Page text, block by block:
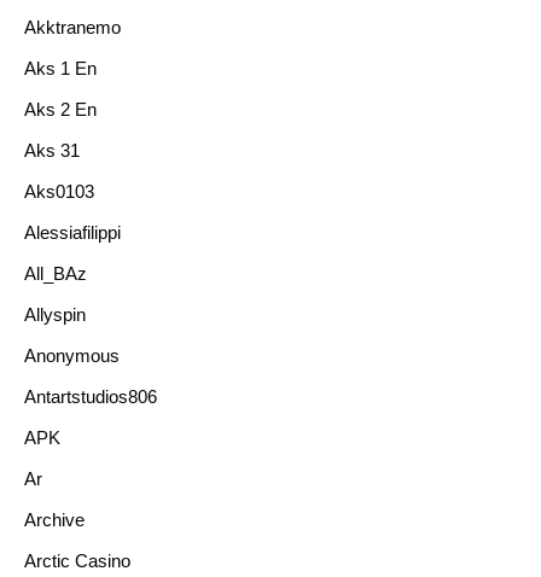
Akktranemo
Aks 1 En
Aks 2 En
Aks 31
Aks0103
Alessiafilippi
All_BAz
Allyspin
Anonymous
Antartstudios806
APK
Ar
Archive
Arctic Casino